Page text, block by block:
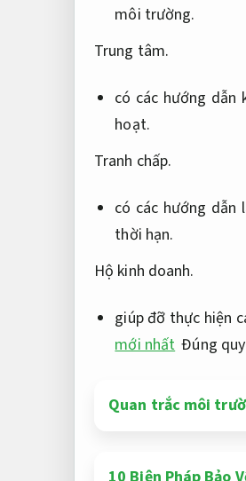
môi trường.
Trung tâm.
có các hướng
hoạt.
Tranh chấp.
có các hướng dẫn
thời hạn.
Hộ kinh doanh.
giúp đỡ thực hiện
mới nhất Đúng
Quan trắc môi